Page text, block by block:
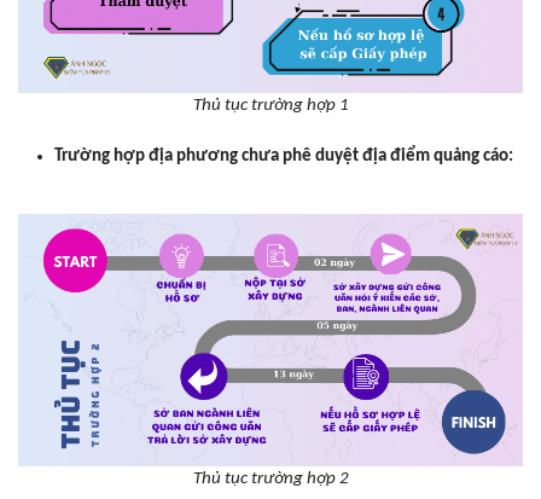
Thủ tục trường hợp 1
Trường hợp địa phương chưa phê duyệt địa điểm quảng cáo:
Thủ tục trường hợp 2